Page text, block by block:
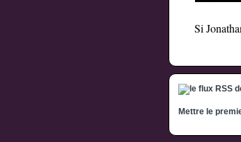
Si
Mettre le